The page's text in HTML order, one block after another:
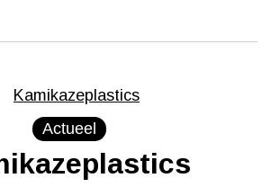
Actueel